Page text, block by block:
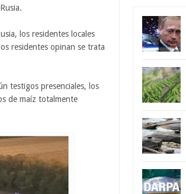
los residentes locales
residentes opinan se trata
testigos presenciales, los
de maíz totalmente